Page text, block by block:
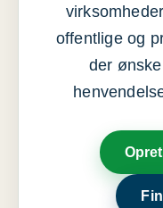
offentlige og
der